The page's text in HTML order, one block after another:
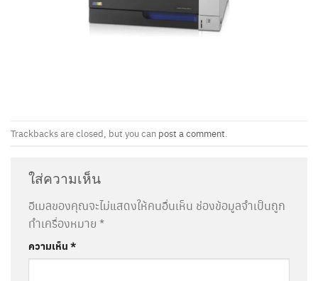
Trackbacks are closed, but you can post a comment
ใส่ความเห็น
อีเมลของคุณจะไม่แสดงให้คนอื่นเห็น ช่องข้อมูลจำเป็นถูก
ทำเครื่องหมาย *
ความเห็น*